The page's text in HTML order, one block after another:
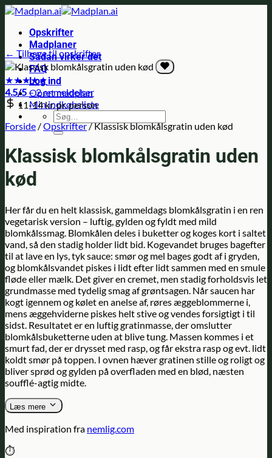
Fortsæt
indholdOpskrifter
Madplaner
Sådan virker det
FAQ
Log ind
Opret madplan
Min indkøbsliste
Søg
efter:
← Tilbage til opskrifter
★★★★★
4.5/5 – 2 anmeldelser
11-14 kr.pr. person
Forside /Opskrifter/Klassisk blomkålsgratin uden kød
Klassisk blomkålsgratin uden
kød
Her får du en helt klassisk, gammeldags blomkålsgratin i en ren
vegetarisk version – luftig, gylden og fyldt med mild
blomkålssmag. Blomkålen deles i buketter og koges kort i saltet
vand, så den stadig holder lidt bid. Kogevandet bruges bagefter
til at lave en lys, tyk sauce: smør og mel bages godt af i gryden,
og blomkålsvandet piskes i lidt efter lidt sammen med en smule
fløde eller mælk. Det giver en cremet, men stadig forholdsvis let
grundmasse med tydelig smag af grøntsagen. Når saucen har
kogt igennem og kølet en anelse af, røres æggeblommerne i,
mens æggehviderne piskes helt stive og vendes forsigtigt i til
sidst. Resultatet er en luftig gratinmasse, der omslutter
blomkålsbuketterne uden at blive tung. Massen kommes i et
smurt fad, der er drysset med rasp, og får ekstra rasp og evt. lidt
koldt smør på toppen. I ovnen hæver gratinen stille og roligt og
bliver sprød og gylden på overfladen med en blød, næsten
soufflé-agtig midte.
Læs mere
Med inspiration fra nemlig.com
⏱️